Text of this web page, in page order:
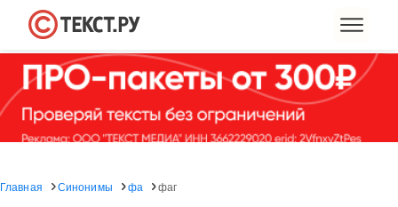
Главная Синонимы фа фаг